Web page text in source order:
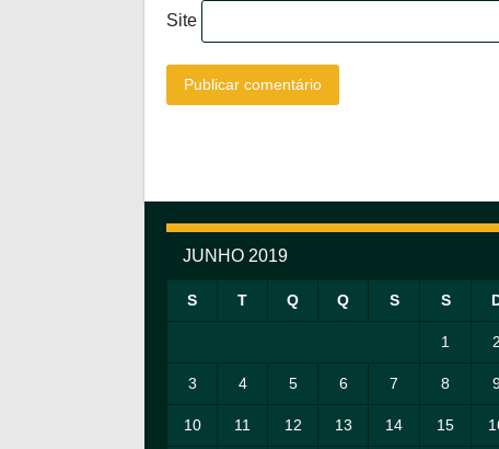
Site
JUNHO 2019
S T Q Q S S
1 2
3 4 5 6 7 8
10 11 12 13 14 15